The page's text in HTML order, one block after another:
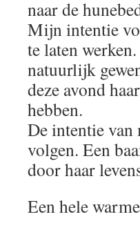
naar de
Mijn intentie
te laten
natuurlijk
deze avond
hebben.
De intentie van
volgen. Een
door haar
Een hele